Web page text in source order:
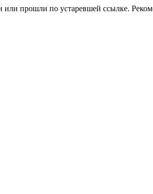
прошли по устаревшей ссылке.